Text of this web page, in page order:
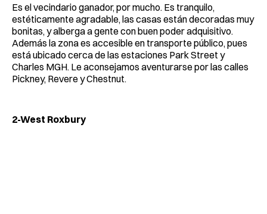
Es el vecindario ganador, por mucho. Es tranquilo,
estéticamente agradable, las casas están decoradas muy
bonitas, y alberga a gente con buen poder adquisitivo.
Además la zona es accesible en transporte público, pues
está ubicado cerca de las estaciones Park Street y
Charles MGH. Le aconsejamos aventurarse por las calles
Pickney, Revere y Chestnut.
2-West Roxbury